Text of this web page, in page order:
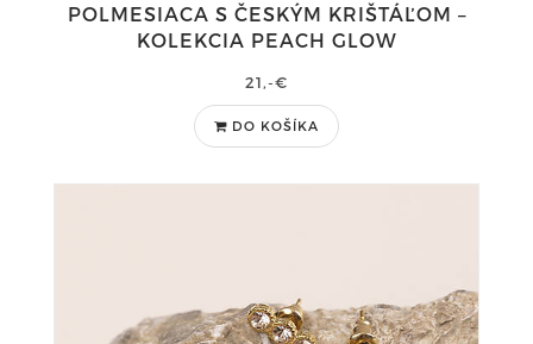
POLMESIACA S ČESKÝM KRIŠTÁĽOM –
KOLEKCIA PEACH GLOW
21,-€
DO KOŠÍKA